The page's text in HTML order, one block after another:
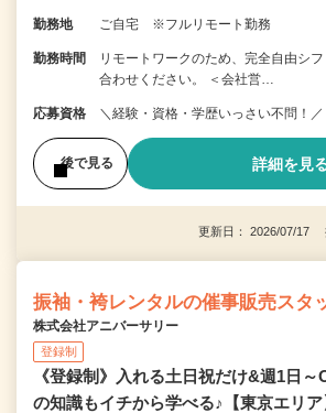
勤務地 ご自宅 ※フルリモート勤務
勤務時間
リモートワークのため、完全自由シ
合わせください。 ＜会社営…
応募資格 ＼経験・資格・学歴いっさい不問！／
後で見る 詳細を見
更新日： 2026/07/17
振袖・袴レンタルの催事販売スタ
株式会社アニバーサリー
登録制
《登録制》入れる土日祝だけ&週1日
の知識もイチから学べる♪【東京エリア